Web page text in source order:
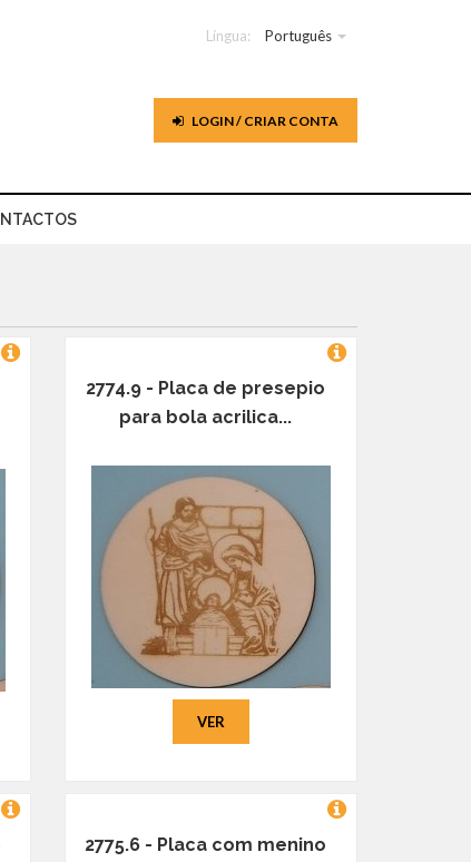
Língua: Português
LOGIN / CRIAR CONTA
2774.9 - Placa de presepio
para bola acrilica...
VER
2775.6 - Placa com menino